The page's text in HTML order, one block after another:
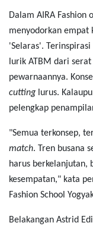
Dalam AIRA Fashion
menyodorkan empat
'Selaras'.
lurik ATBM dari
pewarnaannya.
cutting lurus.
pelengkap
"Semua terkonsep,
match. Tren busana
harus berkelanjutan,
kesempatan," kata
Fashion School
Belakangan Astrid